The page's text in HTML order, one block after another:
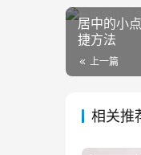
居中的小
捷方法
上一篇
相关推